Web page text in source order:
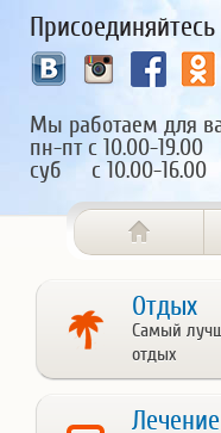
Мы работаем для
пн-пт с 10.00-19.00
суб с 10.00-16.00
Отдых
Самый
отдых
Лечение